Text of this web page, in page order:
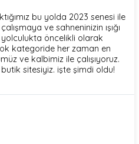
bu yolda 2023 senesi ile
ve sahneninizin ışığı
öncelikli olarak
kategoride her zaman en
ve kalbimiz ile çalışıyoruz.
butik sitesiyiz. işte şimdi oldu!